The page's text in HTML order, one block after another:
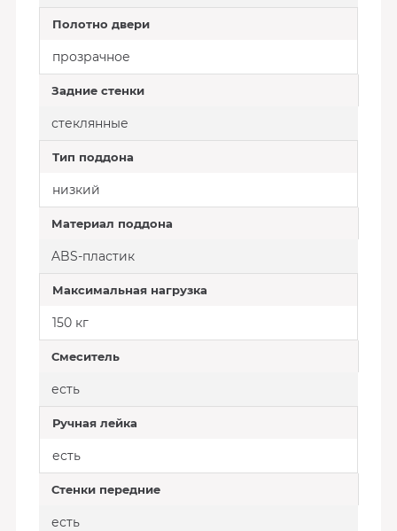
Полотно двери
прозрачное
Задние стенки
стеклянные
Тип поддона
низкий
Материал поддона
ABS-пластик
Максимальная нагрузка
150 кг
Смеситель
есть
Ручная лейка
есть
Стенки передние
есть